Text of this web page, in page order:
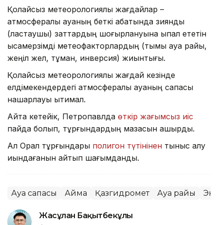
Қолайсыз метеорологиялық жағдайлар –
атмосфералық ауаның беткі қабатында зиянды
(ластаушы) заттардың шоғырлануына ықпал ететін
қысқамерзімді метеофакторлардың (тымық ауа райы,
жеңіл жел, тұман, инверсия) жиынтығы.
Қолайсыз метеорологиялық жағдай кезінде
елдімекендердегі атмосфералық ауаның сапасы
нашарлауы ықтимал.
Айта кетейік, Петропавлда өткір жағымсыз иіс
пайда болып, тұрғындардың мазасын қашырды.
Ал Орал тұрғындары полигон түтінінен тыныс алу
қиындағанын айтып шағымданды.
Ауа сапасы Аймақ Қазгидромет Ауа райы
Жасұлан Бақытбекұлы